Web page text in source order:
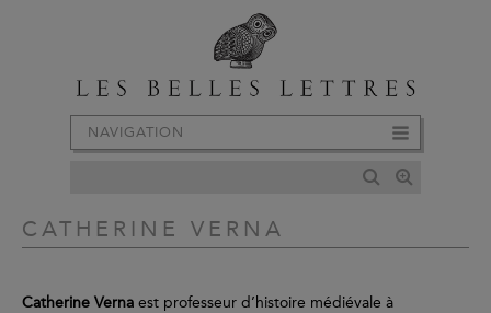
NAVIGATION
CATHERINE VERNA
Catherine Verna est professeur d’histoire médiévale à